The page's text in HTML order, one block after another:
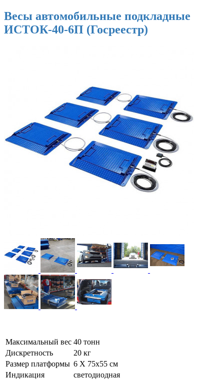
Весы автомобильные подкладные
ИСТОК-40-6П (Госреестр)
Максимальный вес 40 тонн
Дискретность
20 кг
Размер платформы 6 Х 75х55 см
Индикация
светодиодная